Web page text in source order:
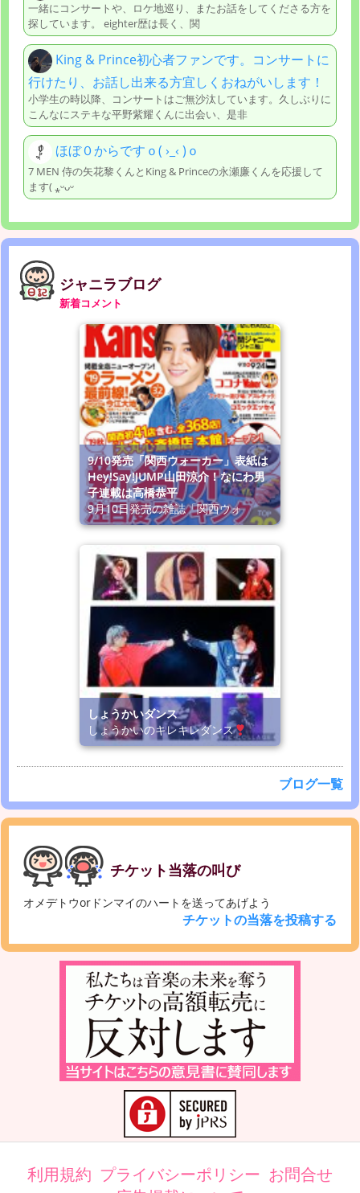
一緒にコンサートや、ロケ地巡り、またお話をしてくださる方を
探しています。 eighter歴は長く、関
King & Prince初心者ファンです。コンサートに
行けたり、お話し出来る方宜しくおねがいします！
小学生の時以降、コンサートはご無沙汰しています。久しぶりに
こんなにステキな平野紫耀くんに出会い、是非
ほぼ０からですｏ( ›_‹ )ｏ
7 MEN 侍の矢花黎くんとKing & Princeの永瀬廉くんを応援して
ます( ⁎ᵕᴗᵕ
ジャニラブログ
新着コメント
9/10発売「関西ウォーカー」表紙は
Hey!Say!JUMP山田涼介！なにわ男
子連載は高橋恭平
9月10日発売の雑誌「関西ウォ
しょうかいダンス
しょうかいのキレキレダンス
ブログ一覧
チケット当落の叫び
オメデトウorドンマイのハートを送ってあげよう
チケットの当落を投稿する
利用規約 プライバシーポリシー お問合せ